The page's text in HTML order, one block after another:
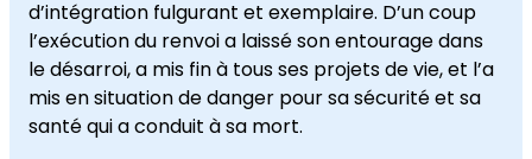
d’intégration fulgurant et exemplaire. D’un coup
l’exécution du renvoi a laissé son entourage dans
le désarroi, a mis fin à tous ses projets de vie, et l’a
mis en situation de danger pour sa sécurité et sa
santé qui a conduit à sa mort.